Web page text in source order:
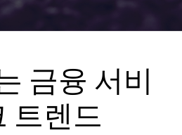
금융 서비
트렌드